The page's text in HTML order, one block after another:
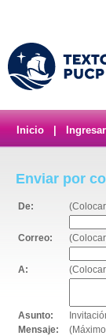
Inicio Ingresar
Enviar por
De:
Correo:
A:
Asunto:
Mensaje: